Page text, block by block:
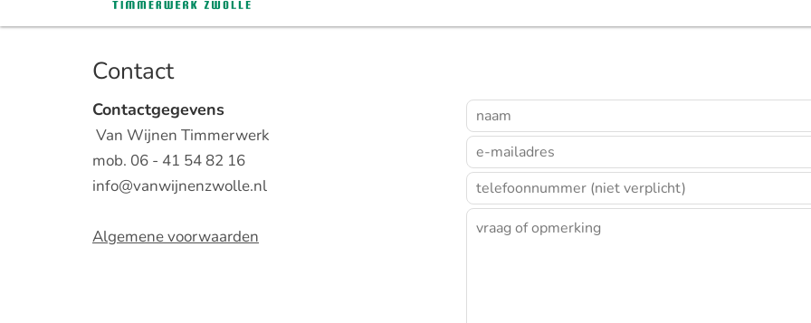
Contact
Contactgegevens
Van Wijnen Timmerwerk
mob. 06 - 41 54 82 16
info@vanwijnenzwolle.nl
Algemene voorwaarden